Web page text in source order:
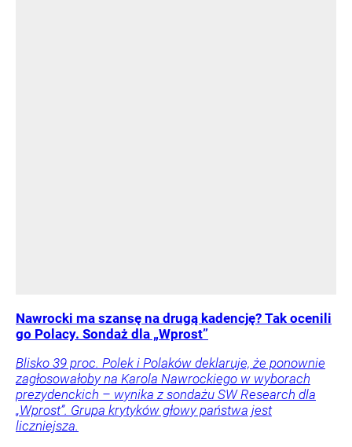
Nawrocki ma szansę na drugą kadencję? Tak ocenili
go Polacy. Sondaż dla „Wprost”
Blisko 39 proc. Polek i Polaków deklaruje, że ponownie
zagłosowałoby na Karola Nawrockiego w wyborach
prezydenckich – wynika z sondażu SW Research dla
„Wprost”. Grupa krytyków głowy państwa jest
liczniejsza.